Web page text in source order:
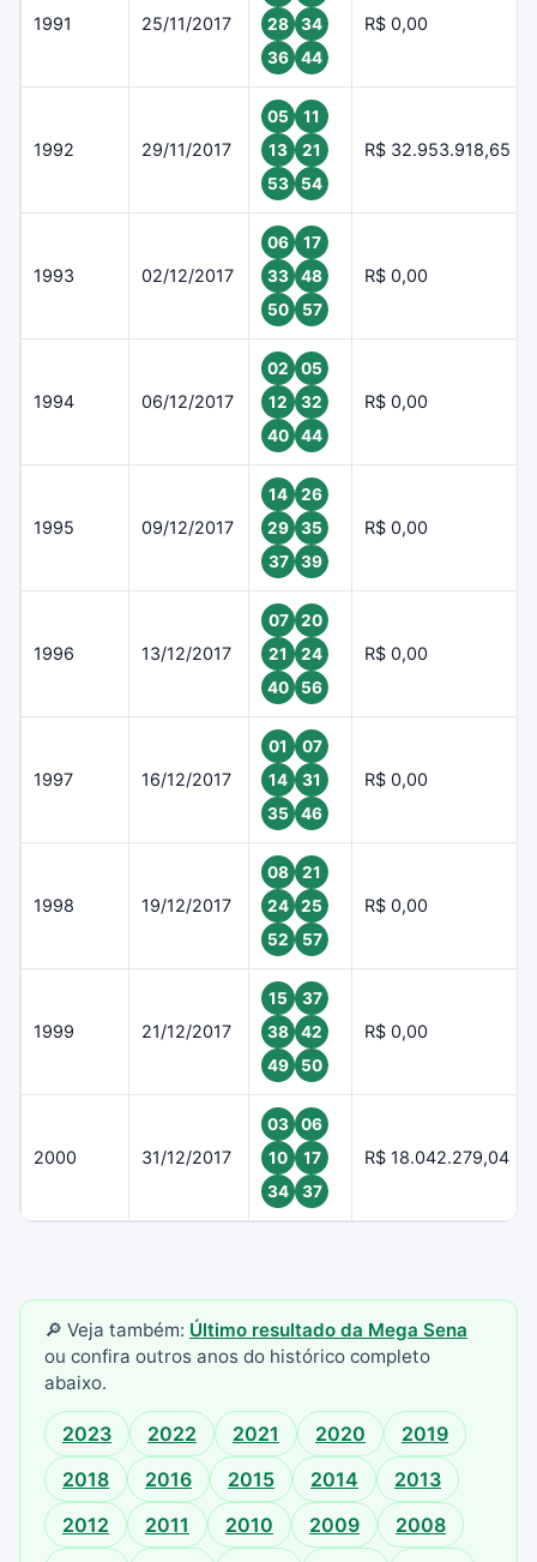
1991 25/11/2017
28
34
36
44
R$ 0,00
1992 29/11/2017
05
11
13
21
53
54
R$ 32.953.918,65
1993 02/12/2017
06
17
33
48
50
57
R$ 0,00
1994 06/12/2017
02
05
12
32
40
44
R$ 0,00
1995 09/12/2017
14
26
29
35
37
39
R$ 0,00
1996 13/12/2017
07
20
21
24
40
56
R$ 0,00
1997 16/12/2017
01
07
14
31
35
46
R$ 0,00
1998 19/12/2017
08
21
24
25
52
57
R$ 0,00
1999 21/12/2017
15
37
38
42
49
50
R$ 0,00
2000 31/12/2017
03
06
10
17
34
37
R$ 18.042.279,04
🔎 Veja também: Último resultado da Mega Sena
ou confira outros anos do histórico completo
abaixo.
2023 2022 2021 2020
2019
2018
2016 2015 2014
2013
2012
2011 2010 2009
2008